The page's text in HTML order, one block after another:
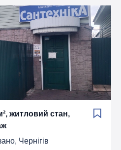
житловий стан,
Чернігів